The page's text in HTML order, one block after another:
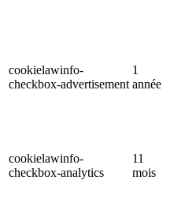
cookielawinfo-
checkbox-advertisement
1
année
cookielawinfo-
checkbox-analytics
11
mois